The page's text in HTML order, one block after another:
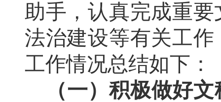
助手，认真完成重
法治建设等有关工
工作情况总结如下：
（一）积极做好